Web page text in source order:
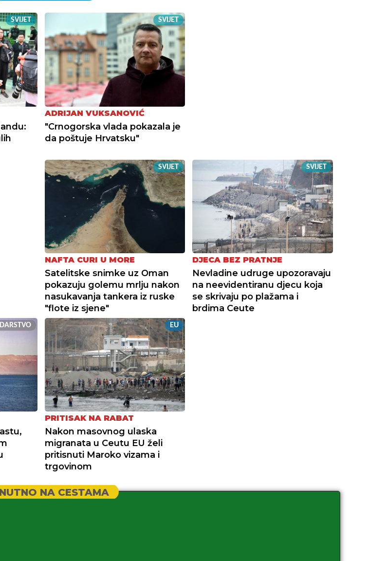
SVIJET SVIJET
ADRIJAN VUKSANOVIĆ
"Crnogorska vlada pokazala je
da poštuje Hrvatsku"
SVIJET
NAFTA CURI U MORE
Satelitske snimke uz Oman
pokazuju golemu mrlju nakon
nasukavanja tankera iz ruske
"flote iz sjene"
SVIJET
DJECA BEZ PRATNJE
Nevladine udruge upozoravaju
na neevidentiranu djecu koja
se skrivaju po plažama i
brdima Ceute
EU
PRITISAK NA RABAT
Nakon masovnog ulaska
migranata u Ceutu EU želi
pritisnuti Maroko vizama i
trgovinom
NA CESTAMA